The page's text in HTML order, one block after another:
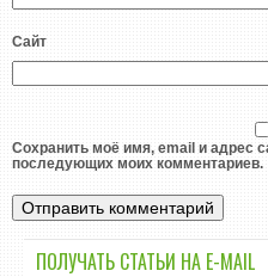
Сайт
Сохранить моё имя, email и адрес
последующих моих комментариев.
ПОЛУЧАТЬ СТАТЬИ НА E-MАIL